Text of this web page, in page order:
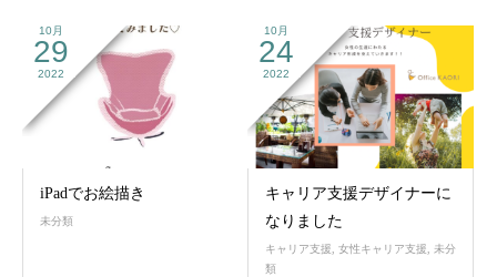
10月
29
2022
iPadでお絵描き
未分類
10月
24
2022
キャリア支援デザイナーに
なりました
キャリア支援 女性キャリア支援
未分
類